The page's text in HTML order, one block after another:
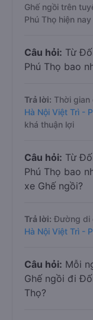
Ghế ngồi trên
Phú Thọ hiện nay
Câu hỏi: Từ
Phú Thọ bao
Trả lời: Thời gian
Hà Nội Việt Trì -
khá thuận lợi
Câu hỏi: Từ
Phú Thọ bao
xe Ghế ngồi?
Trả lời: Đường di
Hà Nội Việt Trì -
Câu hỏi: Mỗi
Ghế ngồi đi
Thọ?